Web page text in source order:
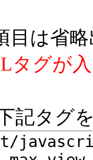
目は省
グが
記タグ